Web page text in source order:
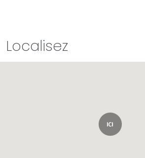
Localisez